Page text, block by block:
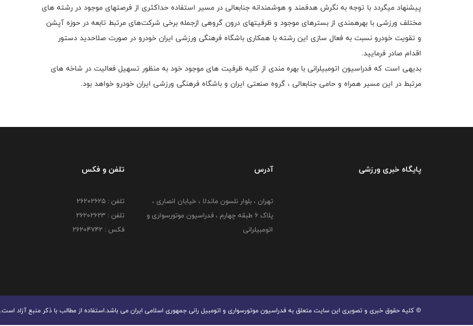
پیشنهاد می‏گردد با توجه به نگرش هدفمند و هوشمندانه جنابعالی در مسیر استفاده حداکثری از فرصت‏های موجود در رشته های
مختلف ورزشی با بهره‏مندی از بسترهای موجود و ظرفیت‏های درون گروهی ازجمله برخی شرکت‎‌های مرتبط تابعه در حوزه آپشن
و تقویت خودرو نسبت به فعال سازی این رشته با همکاری باشگاه فرهنگی ورزشی ایران خودرو در صورت صلاحدید دستور
اقدام صادر فرمایید.
بدیهی است که فدراسیون اتومبیلرانی با بهره مندی از کلیه ظرفیت های موجود خود به منظور تسهیل فعالیت در شاخه های
مرتبط در این مسیر همراه و حامی جنابعالی ، گروه صنعتی ایران و باشگاه فرهنگی ورزشی ایران خودرو خواهد بود.
پایگاه خبری ورزشی آدرس
تهران ، بلوار نلسون ماندلا ، خیابان انصاری ،
پلاک ۶ طبقه چهارم ، فدراسیون موتورسواری و
اتومبیلرانی
تلفن و فکس
تلفن : ۲۶۲۰۲۶۲۵
تلفن : ۲۶۲۰۲۶۲۳
فکس : ۲۶۲۰۴۷۴۲
© کليه حقوق خبری و تصويری اين سايت متعلق به فدراسیون موتورسواری و اتومبیل رانی جمهوری اسلامی ایران می باشد.استفاده از مطالب با ذكر منبع آزاد است.